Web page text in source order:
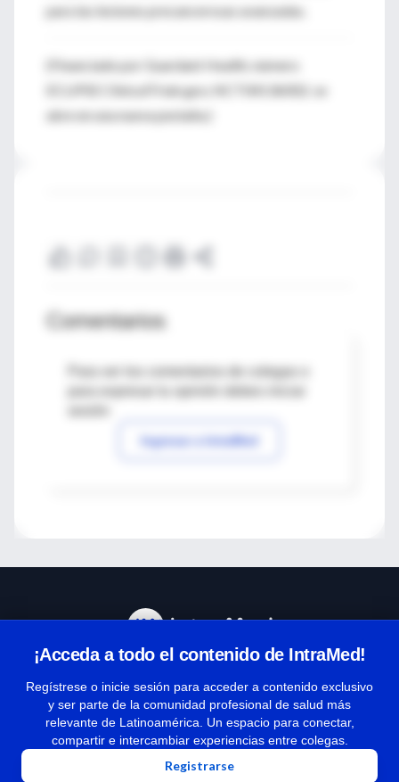
para las lesiones precancerosas avanzadas.
(Financiado por Guardant Health; número
ECLIPSE ClinicalTrials.gov, NCT04136002. se
abre en una nueva pestaña.)
Comentarios
Para ver los comentarios de colegas o
Ingresar a IntraMed
¡Acceda a todo el contenido de IntraMed!
Regístrese o inicie sesión para acceder a contenido exclusivo
y ser parte de la comunidad profesional de salud más
relevante de Latinoamérica. Un espacio para conectar,
compartir e intercambiar experiencias entre colegas.
Registrarse
Términos y condiciones
| Políticas de privacidad
| Todos los derechos reservados | Copyright 1997-2026